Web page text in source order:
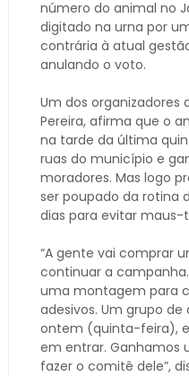
número do animal no
digitado na urna por
contrária à atual
anulando o voto.
Um dos organizadores
Pereira, afirma que o
na tarde da última
ruas do município e
moradores. Mas logo
ser poupado da rotina
dias para evitar maus-
“A gente vai comprar
continuar a
uma montagem para
adesivos. Um grupo
ontem (quinta-feira),
em entrar. Ganhamos
fazer o comitê dele”,